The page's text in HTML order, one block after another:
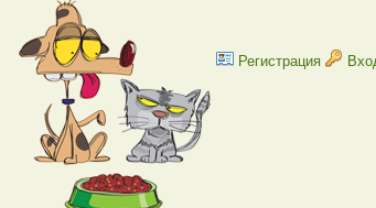
Регистрация